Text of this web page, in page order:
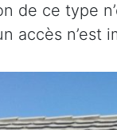
de ce type
accès n’est